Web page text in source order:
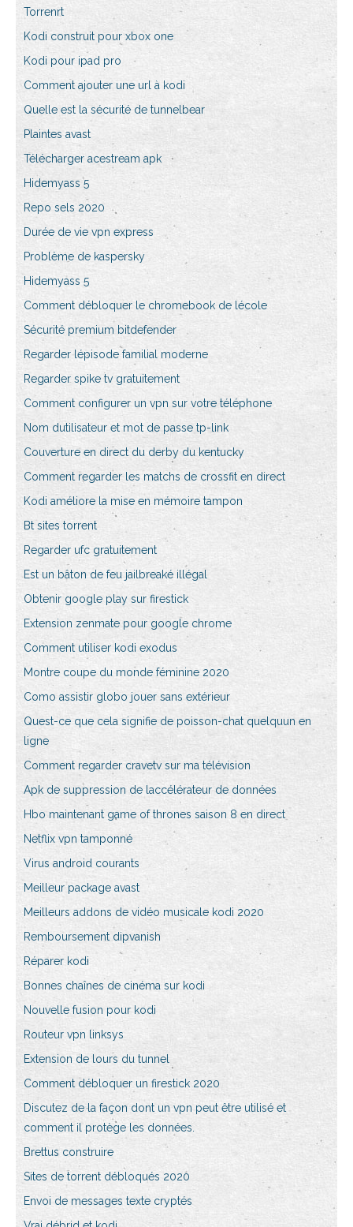
Torrenrt
Kodi construit pour xbox one
Kodi pour ipad pro
Comment ajouter une url à kodi
Quelle est la sécurité de tunnelbear
Plaintes avast
Télécharger acestream apk
Hidemyass 5
Repo sels 2020
Durée de vie vpn express
Problème de kaspersky
Hidemyass 5
Comment débloquer le chromebook de lécole
Sécurité premium bitdefender
Regarder lépisode familial moderne
Regarder spike tv gratuitement
Comment configurer un vpn sur votre téléphone
Nom dutilisateur et mot de passe tp-link
Couverture en direct du derby du kentucky
Comment regarder les matchs de crossfit en direct
Kodi améliore la mise en mémoire tampon
Bt sites torrent
Regarder ufc gratuitement
Est un bâton de feu jailbreaké illégal
Obtenir google play sur firestick
Extension zenmate pour google chrome
Comment utiliser kodi exodus
Montre coupe du monde féminine 2020
Como assistir globo jouer sans extérieur
Quest-ce que cela signifie de poisson-chat quelquun en
ligne
Comment regarder cravetv sur ma télévision
Apk de suppression de laccélérateur de données
Hbo maintenant game of thrones saison 8 en direct
Netflix vpn tamponné
Virus android courants
Meilleur package avast
Meilleurs addons de vidéo musicale kodi 2020
Remboursement dipvanish
Réparer kodi
Bonnes chaînes de cinéma sur kodi
Nouvelle fusion pour kodi
Routeur vpn linksys
Extension de lours du tunnel
Comment débloquer un firestick 2020
Discutez de la façon dont un vpn peut être utilisé et
comment il protège les données.
Brettus construire
Sites de torrent débloqués 2020
Envoi de messages texte cryptés